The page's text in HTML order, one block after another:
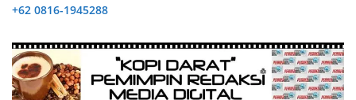
+62 0816-1945288